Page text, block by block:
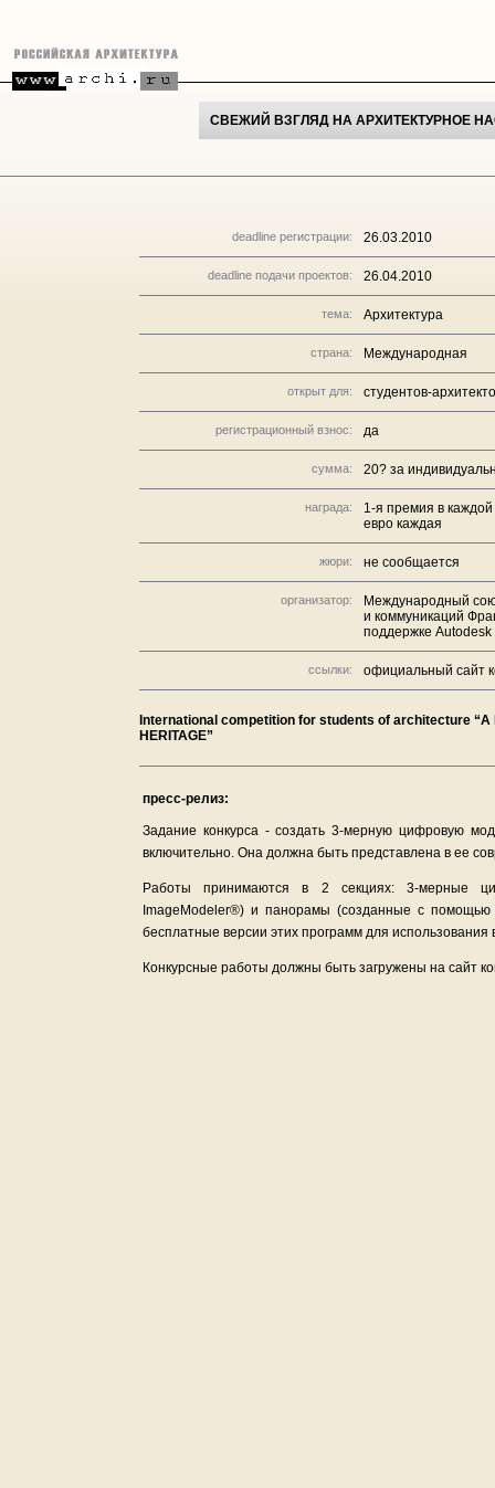
СВЕЖИЙ ВЗГЛЯД НА АРХИТЕКТУРНОЕ
deadline регистрации: 26.03.2010
deadline подачи проектов: 26.04.2010
тема: Архитектура
страна: Международная
открыт для: студентов-
регистрационный взнос: да
сумма: 20? за
награда:
1-я премия в
евро каждая
жюри: не сообщается
организатор:
Международный
и коммуникаций
поддержке Autodesk
ссылки: официальный сайт
International competition for students of architecture “A
HERITAGE”
пресс-релиз:
Задание конкурса - создать 3-мерную цифровую
включительно. Она должна быть представлена в ее
Работы принимаются в 2 секциях: 3-мерные
ImageModeler®) и панорамы (созданные с помощью
бесплатные версии этих программ для использования
Конкурсные работы должны быть загружены на сайт